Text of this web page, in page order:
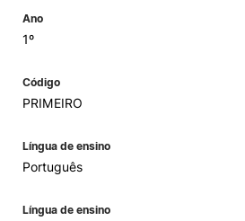
Ano
1º
Código
PRIMEIRO
Língua de ensino
Português
Língua de ensino